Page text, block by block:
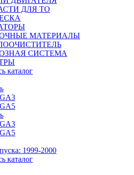
ДЛЯ ТО
МАТЕРИАЛЫ
СИСТЕМА
каталог
1999-2000
каталог